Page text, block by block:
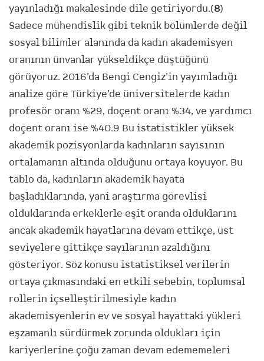
yayınladığı makalesinde dile getiriyordu.(8)
Sadece mühendislik gibi teknik bölümlerde değil
sosyal bilimler alanında da kadın akademisyen
oranının ünvanlar yükseldikçe düştüğünü
görüyoruz. 2016’da Bengi Cengiz’in yayımladığı
analize göre Türkiye’de üniversitelerde kadın
profesör oranı %29, doçent oranı %34, ve yardımcı
doçent oranı ise %40.9 Bu istatistikler yüksek
akademik pozisyonlarda kadınların sayısının
ortalamanın altında olduğunu ortaya koyuyor. Bu
tablo da, kadınların akademik hayata
başladıklarında, yani araştırma görevlisi
olduklarında erkeklerle eşit oranda olduklarını
ancak akademik hayatlarına devam ettikçe, üst
seviyelere gittikçe sayılarının azaldığını
gösteriyor. Söz konusu istatistiksel verilerin
ortaya çıkmasındaki en etkili sebebin, toplumsal
rollerin içselleştirilmesiyle kadın
akademisyenlerin ev ve sosyal hayattaki yükleri
eşzamanlı sürdürmek zorunda oldukları için
kariyerlerine çoğu zaman devam edememeleri